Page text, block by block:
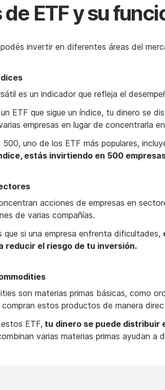
de ETF y su
invertir en diferentes áreas del
es un indicador que refleja el
ETF que sigue un índice, tu dinero se
empresas en lugar de concentrarla
500, uno de los ETF más populares,
estás invirtiendo en 500
acciones de empresas en
de varias compañías.
que si una empresa enfrenta dificultades,
reducir el riesgo de tu inversión.
son materias primas básicas, como
estos productos de manera
ETF, tu dinero se puede distribuir
varias materias primas ayudan a